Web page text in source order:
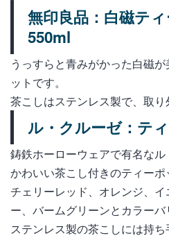
無印良品：白磁テ
550ml
うっすらと青みがかった白磁
ットです。
茶こしはステンレス製で、取り
ル・クルーゼ：テ
鋳鉄ホーローウェアで有名な
かわいい茶こし付きのティーポ
チェリーレッド、オレンジ、
ー、バームグリーンとカラーバ
ステンレス製の茶こしには持